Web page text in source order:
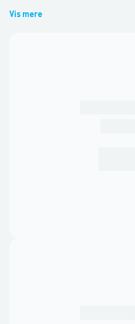
Vis mere